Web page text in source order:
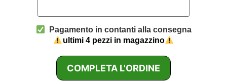
Pagamento in contanti alla consegna
ultimi 4 pezzi in magazzino
COMPLETA L'ORDINE